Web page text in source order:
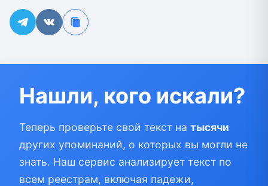
Нашли, кого искали?
Теперь проверьте свой текст на тысячи
других упоминаний, о которых вы могли не
знать. Наш сервис анализирует текст по
всем реестрам, включая падежи,